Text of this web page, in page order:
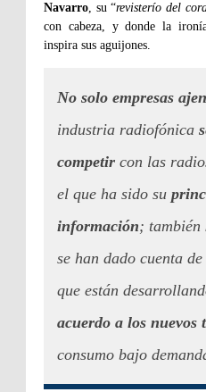
Navarro, su “revisterío del
con cabeza, y donde la
inspira sus aguijones.
No solo empresas
industria radiofónica
competir con las
el que ha sido su
información; también
se han dado cuenta
que están
acuerdo a los nuevos
consumo bajo